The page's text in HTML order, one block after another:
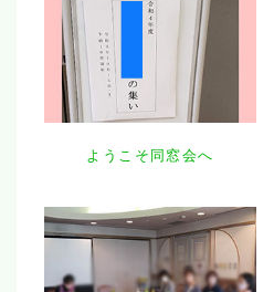
ようこそ同窓会へ